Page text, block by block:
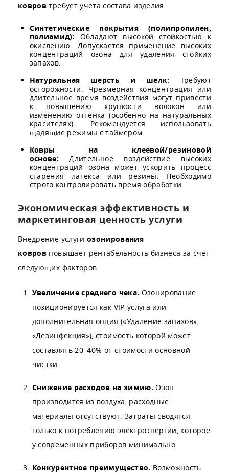
ковров требует учета состава изделия:
Синтетические покрытия (полипропилен,
полиамид): Обладают высокой стойкостью к
окислению. Допускается применение высоких
концентраций озона для удаления стойких
запахов.
Натуральная шерсть и шелк: Требуют
осторожности. Чрезмерная концентрация или
длительное время воздействия могут привести
к повышению хрупкости волокон или
изменению оттенка (особенно на натуральных
красителях). Рекомендуется использовать
щадящие режимы с таймером.
Ковры на клеевой/резиновой
основе: Длительное воздействие высоких
концентраций озона может ускорить процесс
старения латекса или резины. Необходимо
строго контролировать время обработки.
Экономическая эффективность и
маркетинговая ценность услуги
Внедрение услуги озонирования
ковров повышает рентабельность бизнеса за счет
следующих факторов:
Увеличение среднего чека. Озонирование
позиционируется как VIP-услуга или
дополнительная опция («Удаление запахов»,
«Дезинфекция»), стоимость которой может
составлять 20–40% от стоимости основной
чистки.
Снижение расходов на химию. Озон
производится из воздуха, расходные
материалы отсутствуют. Затраты сводятся
только к потреблению электроэнергии, которое
у современных приборов минимально.
Конкурентное преимущество. Возможность